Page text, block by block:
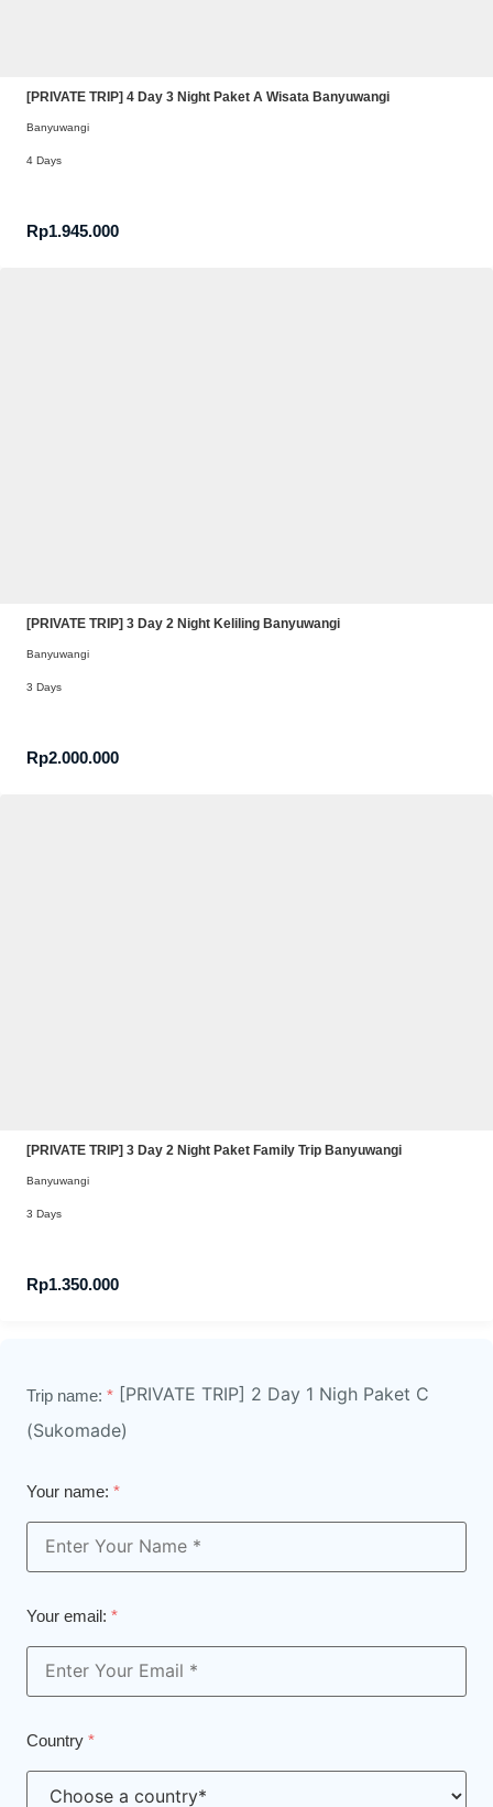
[PRIVATE TRIP] 4 Day 3 Night Paket A Wisata Banyuwangi
Banyuwangi
4 Days
Rp1.945.000
[PRIVATE TRIP] 3 Day 2 Night Keliling Banyuwangi
Banyuwangi
3 Days
Rp2.000.000
[PRIVATE TRIP] 3 Day 2 Night Paket Family Trip Banyuwangi
Banyuwangi
3 Days
Rp1.350.000
Trip name: * [PRIVATE TRIP] 2 Day 1 Nigh Paket C
(Sukomade)
Your name: *
Your email: *
Country *